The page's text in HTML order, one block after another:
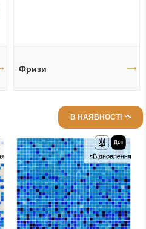
Фризи
В НАЯВНОСТІ